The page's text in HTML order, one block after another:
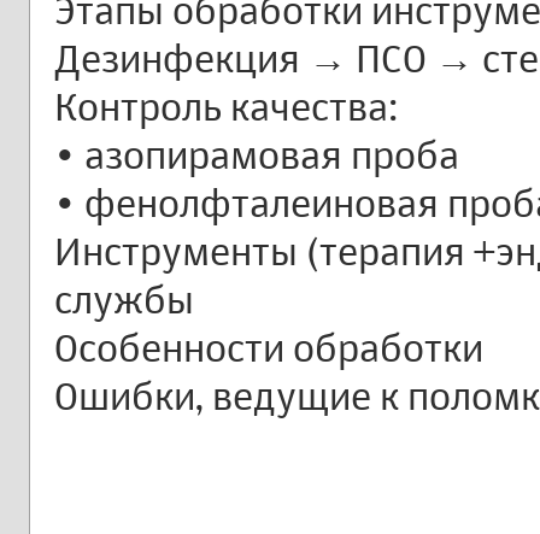
Этапы обработки
Дезинфекция → ПСО →
Контроль качества:
• азопирамовая проба
• фенолфталеиновая
Инструменты (терапия
службы
Особенности обработки
Ошибки, ведущие к